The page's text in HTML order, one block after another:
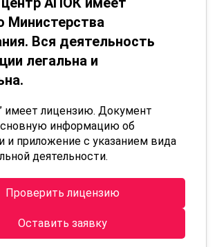
Министерства
Вся деятельность
легальна и
имеет лицензию. Документ
информацию об
и приложение с указанием вида
деятельности.
Проверить лицензию
Оставить заявку